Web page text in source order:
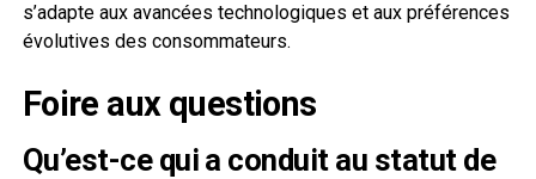
s’adapte aux avancées technologiques et aux préférences
évolutives des consommateurs.
Foire aux questions
Qu’est-ce qui a conduit au statut de